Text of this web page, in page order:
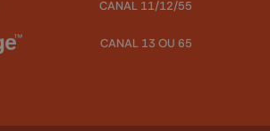
CANAL 11/12/55
CANAL 13 OU 65